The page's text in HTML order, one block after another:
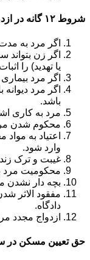
شروط ۱۲ گانه در ازدواج مجدد چیست؟
اگر مرد به
اگر زن
یا تهدید) را
اگر مرد
اگر مرد
باشد.
مرد به کاری
محکوم شدن مرد به
اعتیاد به
وارد شود.
غیبت و ترک
محکومیت مرد
بچه دار نشدن
مفقود الاثر
دادگاه.
ازدواج مجدد
حق تعیین مسکن در